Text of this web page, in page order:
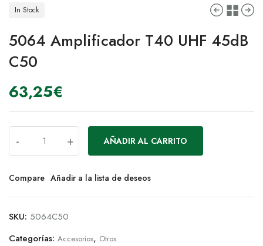
In Stock
5064 Amplificador T40 UHF 45dB
C50
63,25€
- + AÑADIR AL CARRITO
Compare Añadir a la lista de deseos
SKU: 5064C50
Categorías: Accesorios, Otros